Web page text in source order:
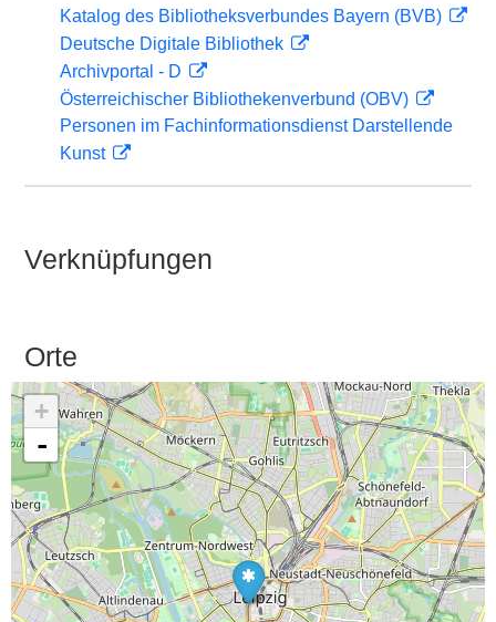
Katalog des Bibliotheksverbundes Bayern (BVB)
Deutsche Digitale Bibliothek
Archivportal - D
Österreichischer Bibliothekenverbund (OBV)
Personen im Fachinformationsdienst Darstellende
Kunst
Verknüpfungen
Orte
+
-